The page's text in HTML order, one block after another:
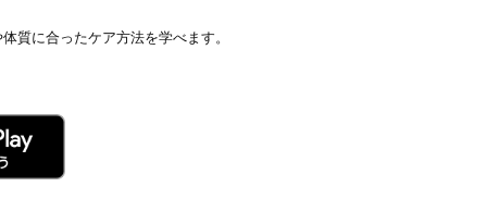
質に合ったケア方法を学べます。